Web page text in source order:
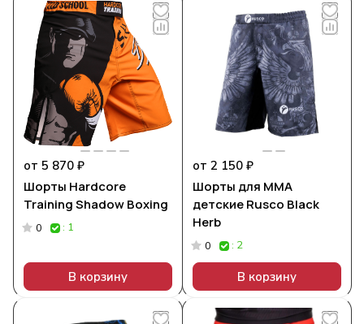
от 5 870 ₽
Шорты Hardcore
Training Shadow Boxing
0 : 1
В корзину
от 2 150 ₽
Шорты для ММА
детские Rusco Black
Herb
0 : 2
В корзину